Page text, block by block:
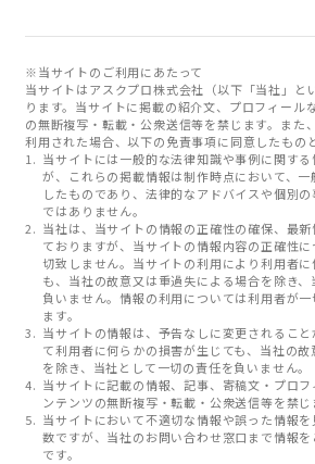
※当サイトのご利用にあたって
当サイトはアスクプロ株式会社（以下「当社」と
ります。当サイトに掲載の紹介文、プロフィール
の無断複写・転載・公衆送信等を禁じます。また
利用された場合、以下の免責事項に同意したもの
当サイトには一般的な法律知識や事例に関す
が、これらの掲載情報は制作時点において、
したものであり、法律的なアドバイスや個別
ではありません。
当社は、当サイトの情報の正確性の確保、最
ておりますが、当サイトの情報内容の正確性
切致しません。当サイトの利用により利用者
も、当社の故意又は重過失による場合を除き
負いません。情報の利用については利用者が
ます。
当サイトの情報は、予告なしに変更されるこ
て利用者に何らかの損害が生じても、当社の
を除き、当社として一切の責任を負いません。
当サイトに記載の情報、記事、寄稿文・プロ
ンテンツの無断複写・転載・公衆送信等を禁じ
当サイトにおいて不適切な情報や誤った情報
数ですが、当社のお問い合わせ窓口まで情報
です。